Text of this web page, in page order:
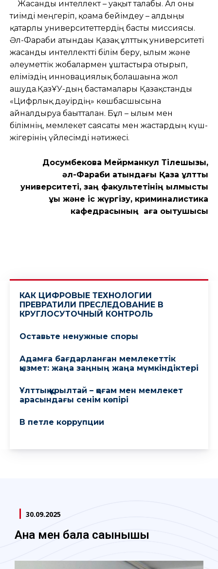
Жасанды интеллект – уақыт талабы. Ал оны
тиімді меңгеріп, қоғамға бейімдеу – алдыңғы
қатарлы университеттердің басты миссиясы.
Әл-Фараби атындағы Қазақ ұлттық университеті
жасанды интеллектті білім беру, ғылым және
әлеуметтік жобалармен ұштастыра отырып,
еліміздің инновациялық болашағына жол
ашуда.ҚазҰУ-дың бастамалары Қазақстанды
«Цифрлық дәуірдің» көшбасшысына
айналдыруға бағытталған. Бұл – ғылым мен
білімнің, мемлекет саясаты мен жастардың күш-
жігерінің үйлесімді нәтижесі.
Досумбекова Мейрманкул Тілешқызы,
əл-Фараби атындағы Қазақ ұлттық
университеті, заң факультетінің қылмыстық
құқық және іс жүргізу, криминалистика
кафедрасының аға оқытушысы
КАК ЦИФРОВЫЕ ТЕХНОЛОГИИ
ПРЕВРАТИЛИ ПРЕСЛЕДОВАНИЕ В
КРУГЛОСУТОЧНЫЙ КОНТРОЛЬ
Оставьте ненужные споры
Адамға бағдарланған мемлекеттік
қызмет: жаңа заңның жаңа мүмкіндіктері
Ұлттық құрылтай – қоғам мен мемлекет
арасындағы сенім көпірі
В петле коррупции